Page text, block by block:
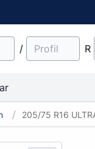
/ R
205/75 R16